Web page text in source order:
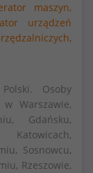
maszyn,
urządzeń
Osoby
Warszawie,
Gdańsku,
Sosnowcu,
Rzeszowie,